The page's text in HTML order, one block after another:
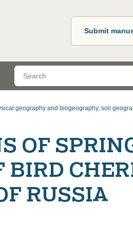
Submit
geography and biogeography, soil
OF
BIRD
RUSSIA